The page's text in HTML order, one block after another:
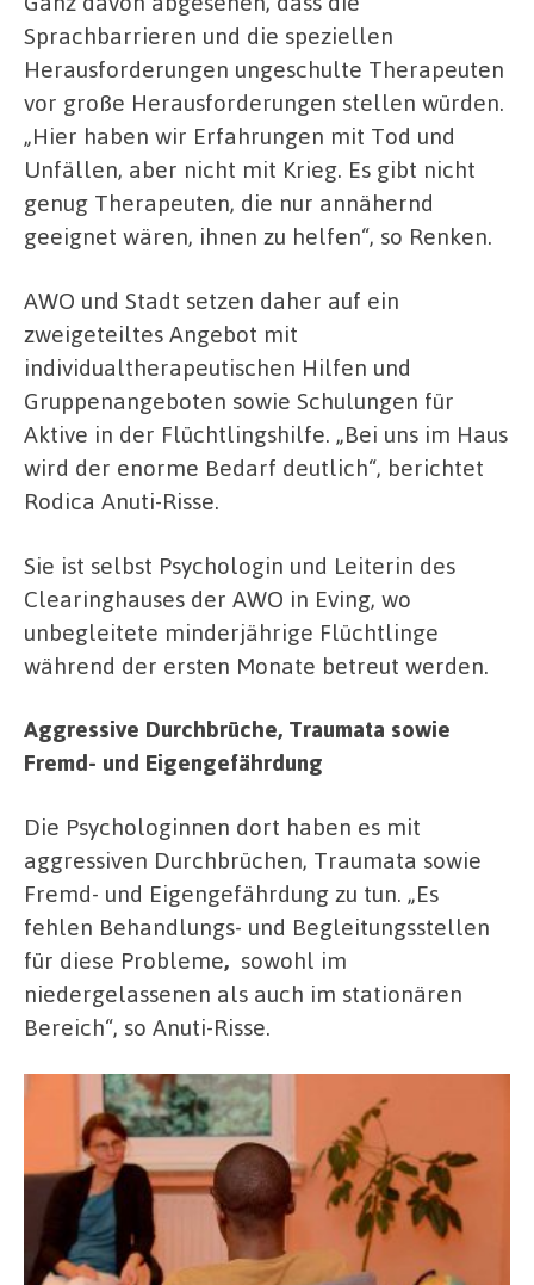
Sprachbarrieren und die speziellen
Herausforderungen ungeschulte Therapeuten
vor große Herausforderungen stellen würden.
„Hier haben wir Erfahrungen mit Tod und
Unfällen, aber nicht mit Krieg. Es gibt nicht
genug Therapeuten, die nur annähernd
geeignet wären, ihnen zu helfen“, so Renken.
AWO und Stadt setzen daher auf ein
zweigeteiltes Angebot mit
individualtherapeutischen Hilfen und
Gruppenangeboten sowie Schulungen für
Aktive in der Flüchtlingshilfe. „Bei uns im Haus
wird der enorme Bedarf deutlich“, berichtet
Rodica Anuti-Risse.
Sie ist selbst Psychologin und Leiterin des
Clearinghauses der AWO in Eving, wo
unbegleitete minderjährige Flüchtlinge
während der ersten Monate betreut werden.
Aggressive Durchbrüche, Traumata sowie
Fremd- und Eigengefährdung
Die Psychologinnen dort haben es mit
aggressiven Durchbrüchen, Traumata sowie
Fremd- und Eigengefährdung zu tun. „Es
fehlen Behandlungs- und Begleitungsstellen
für diese Probleme, sowohl im
niedergelassenen als auch im stationären
Bereich“, so Anuti-Risse.